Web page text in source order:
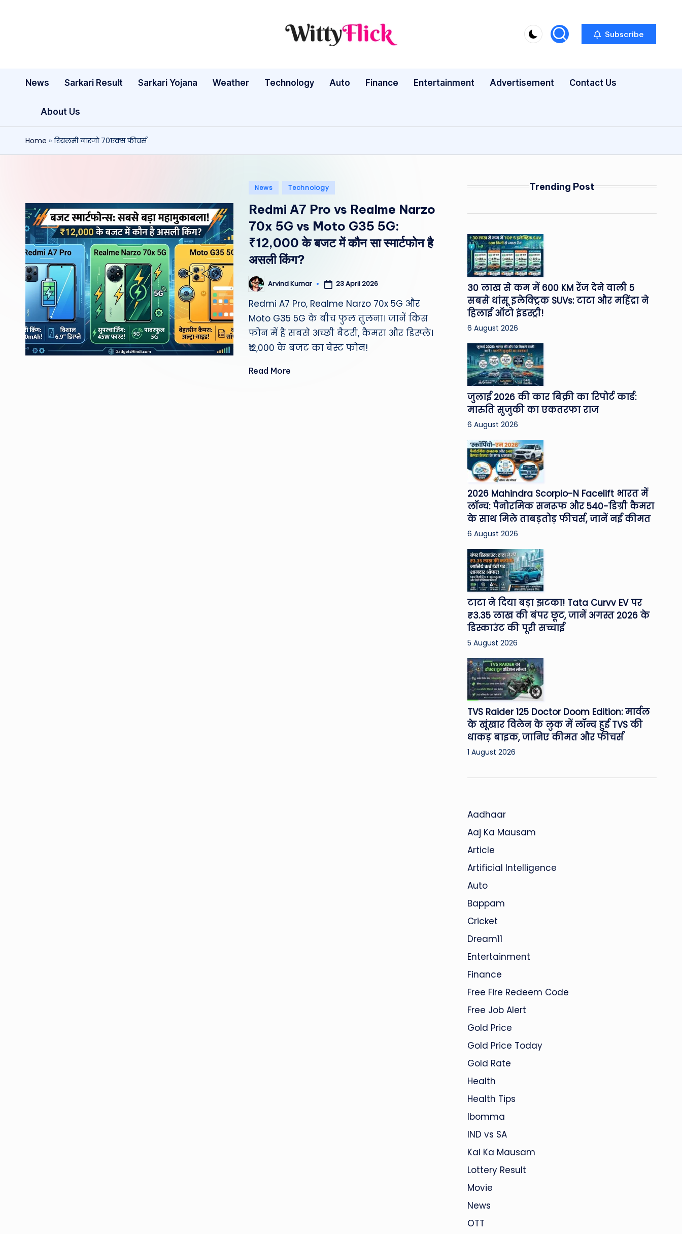
W
ty
ic
k:
te
st
e
a
th
er
WittyFlick:
Tech
Subscribe
News Sarkari Result Sarkari Yojana Weather Technology Auto Finance Entertainment Advertisement Contact Us
About Us
Home » रियलमी नारजो 70एक्स फीचर्स
Posted
News Technology
Redmi A7 Pro vs Realme Narzo
70x 5G vs Moto G35 5G:
₹12,000 के बजट में कौन सा स्मार्टफोन है
असली किंग?
Posted
by
Arvind Kumar 23 April 2026
Redmi A7 Pro, Realme Narzo 70x 5G और
Moto G35 5G के बीच फुल तुलना। जानें किस
फोन में है सबसे अच्छी बैटरी, कैमरा और डिस्प्ले।
₹12,000 के बजट का बेस्ट फोन!
Read More
Trending Post
30 लाख से कम में 600 KM रेंज देने वाली 5
सबसे धांसू इलेक्ट्रिक SUVs: टाटा और महिंद्रा ने
हिलाई ऑटो इंडस्ट्री!
6 August 2026
जुलाई 2026 की कार बिक्री का रिपोर्ट कार्ड:
मारुति सुजुकी का एकतरफा राज
6 August 2026
2026 Mahindra Scorpio-N Facelift भारत में
लॉन्च: पैनोरमिक सनरूफ और 540-डिग्री कैमरा
के साथ मिले ताबड़तोड़ फीचर्स, जानें नई कीमत
6 August 2026
टाटा ने दिया बड़ा झटका! Tata Curvv EV पर
₹3.35 लाख की बंपर छूट, जानें अगस्त 2026 के
डिस्काउंट की पूरी सच्चाई
5 August 2026
TVS Raider 125 Doctor Doom Edition: मार्वल
के खूंखार विलेन के लुक में लॉन्च हुई TVS की
धाकड़ बाइक, जानिए कीमत और फीचर्स
1 August 2026
Aadhaar
Aaj Ka Mausam
Article
Artificial Intelligence
Auto
Bappam
Cricket
Dream11
Entertainment
Finance
Free Fire Redeem Code
Free Job Alert
Gold Price
Gold Price Today
Gold Rate
Health
Health Tips
Ibomma
IND vs SA
Kal Ka Mausam
Lottery Result
Movie
News
OTT